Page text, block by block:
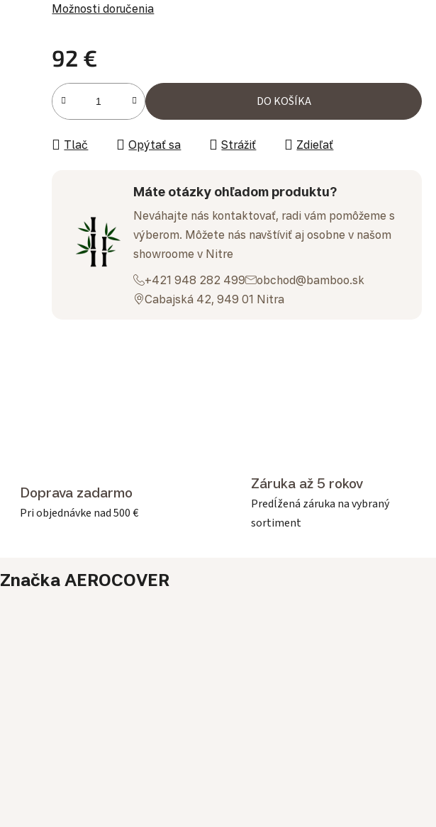
Možnosti doručenia
92 €
Jednotková cena:
DO KOŠÍKA
Tlač Opýtať sa Strážiť Zdieľať
Máte otázky ohľadom produktu?
Neváhajte nás kontaktovať, radi vám pomôžeme s
výberom. Môžete nás navštíviť aj osobne v našom
showroome v Nitre
+421 948 282 499
obchod@bamboo.sk
Cabajská 42, 949 01 Nitra
Doprava zadarmo
Pri objednávke nad 500 €
Záruka až 5 rokov
Predĺžená záruka na vybraný
sortiment
Značka AEROCOVER